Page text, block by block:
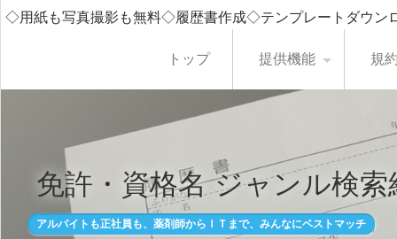
◇用紙も写真撮影も無料◇履歴書作成◇テンプレートダウ
トップ 提供機能 規
免許・資格名 ジャンル検索
アルバイトも正社員も、薬剤師からＩＴまで、みんなにベストマッチ